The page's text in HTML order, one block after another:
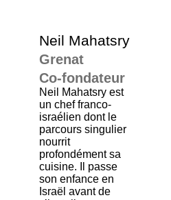
Neil Mahatsry
Grenat
Co-fondateur
Neil Mahatsry est
un chef franco-
israélien dont le
parcours singulier
nourrit
profondément sa
cuisine. Il passe
son enfance en
Israël avant de